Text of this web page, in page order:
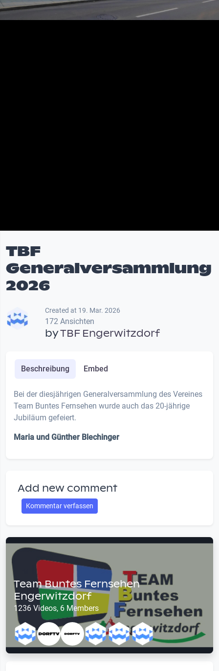
TBF
Generalversammlung
2026
Created at 19. Mar. 2026
172 Ansichten
byTBF Engerwitzdorf
Beschreibung Embed
Bei der diesjährigen Generalversammlung des Vereines
Team Buntes Fernsehen wurde auch das 20-jährige
Jubiläum gefeiert.
Maria und Günther Blechinger
Add new comment
Kommentar verfassen
Team Buntes Fernsehen
Engerwitzdorf
1236 Videos, 6 Members